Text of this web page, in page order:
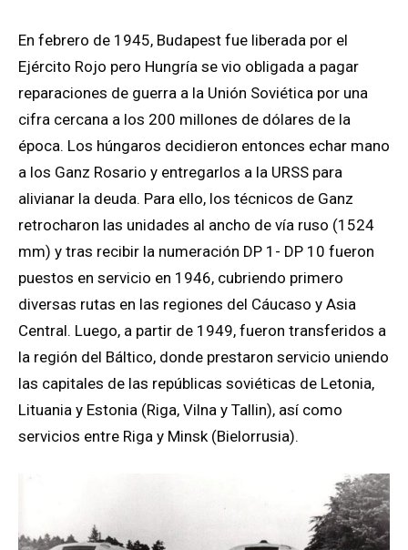
En febrero de 1945, Budapest fue liberada por el
Ejército Rojo pero Hungría se vio obligada a pagar
reparaciones de guerra a la Unión Soviética por una
cifra cercana a los 200 millones de dólares de la
época. Los húngaros decidieron entonces echar mano
a los Ganz Rosario y entregarlos a la URSS para
alivianar la deuda. Para ello, los técnicos de Ganz
retrocharon las unidades al ancho de vía ruso (1524
mm) y tras recibir la numeración DP 1- DP 10 fueron
puestos en servicio en 1946, cubriendo primero
diversas rutas en las regiones del Cáucaso y Asia
Central. Luego, a partir de 1949, fueron transferidos a
la región del Báltico, donde prestaron servicio uniendo
las capitales de las repúblicas soviéticas de Letonia,
Lituania y Estonia (Riga, Vilna y Tallin), así como
servicios entre Riga y Minsk (Bielorrusia).